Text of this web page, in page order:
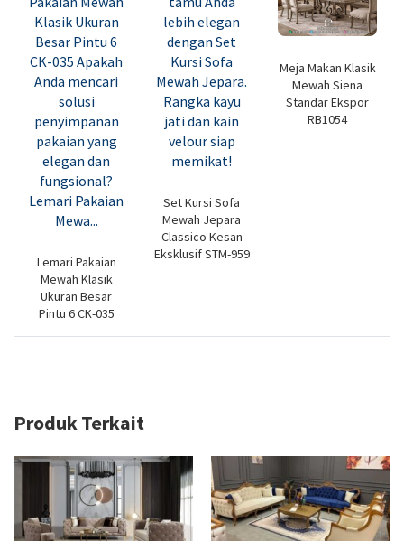
Lemari Pakaian
Mewah Klasik
Ukuran Besar
Pintu 6 CK-035
Set Kursi Sofa
Mewah Jepara
Classico Kesan
Eksklusif STM-959
Meja Makan Klasik
Mewah Siena
Standar Ekspor
RB1054
Produk Terkait